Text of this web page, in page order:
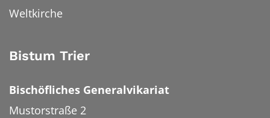
Weltkirche
Bistum Trier
Bischöfliches Generalvikariat
Mustorstraße 2